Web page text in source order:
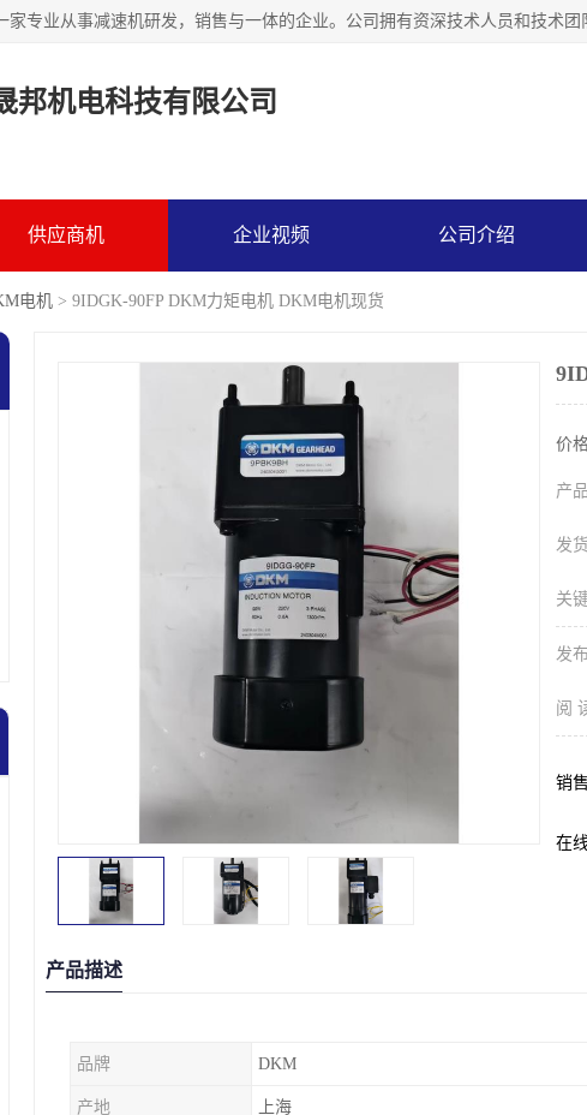
邦机电科技有限公司
供应商机 企业视频 公司介绍
电机 > 9IDGK-90FP DKM力矩电机 DKM电机现货
价格
产
发
关
发
阅
销
在
产品描述
品牌 DKM
产地 上海